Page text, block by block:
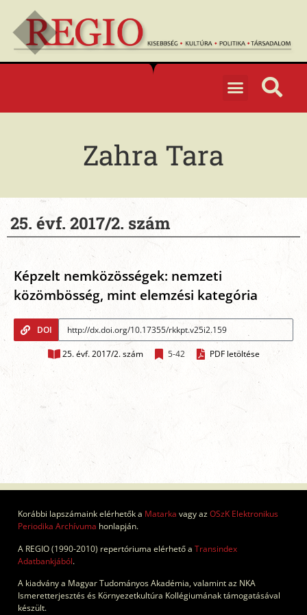
Zahra Tara
25. évf. 2017/2. szám
Képzelt nemközösségek: nemzeti
közömbösség, mint elemzési kategória
DOI
25. évf. 2017/2. szám 5-42 PDF letöltése
Korábbi lapszámaink elérhetők a Matarka vagy azOSzK Elektronikus
Periodika Archívuma honlapján.
A REGIO (1990-2010) repertóriuma elérhető a Transindex
Adatbankjából.
A kiadvány a Magyar Tudományos Akadémia, valamint az NKA
Ismeretterjesztés és Környezetkultúra Kollégiumának támogatásával
készült.